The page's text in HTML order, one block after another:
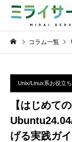
コラム一覧
Unix/Linux系お役立
【はじめて
げる実践ガ